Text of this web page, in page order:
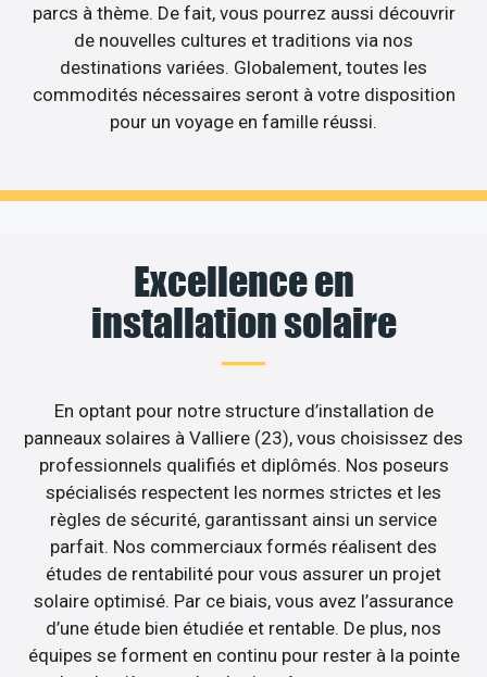
parcs à thème. De fait, vous pourrez aussi découvrir
de nouvelles cultures et traditions via nos
destinations variées. Globalement, toutes les
commodités nécessaires seront à votre disposition
pour un voyage en famille réussi.
Excellence en
installation solaire
En optant pour notre structure d’installation de
panneaux solaires à Valliere (23), vous choisissez des
professionnels qualifiés et diplômés. Nos poseurs
spécialisés respectent les normes strictes et les
règles de sécurité, garantissant ainsi un service
parfait. Nos commerciaux formés réalisent des
études de rentabilité pour vous assurer un projet
solaire optimisé. Par ce biais, vous avez l’assurance
d’une étude bien étudiée et rentable. De plus, nos
équipes se forment en continu pour rester à la pointe